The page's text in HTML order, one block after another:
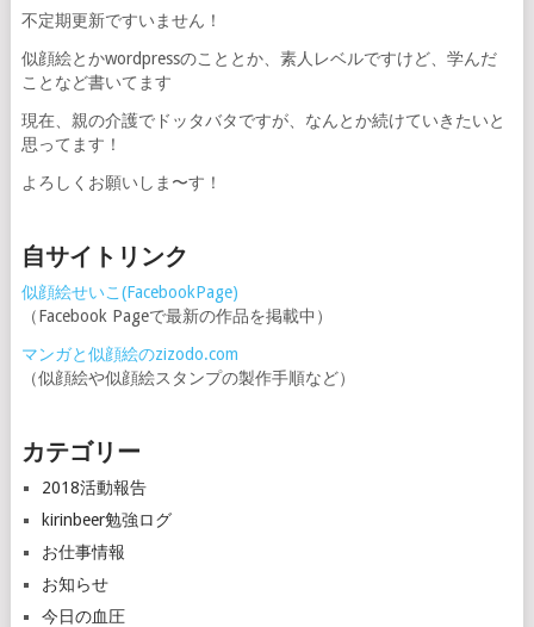
不定期更新ですいません！
似顔絵とかwordpressのこととか、素人レベルですけど、学んだ
ことなど書いてます
現在、親の介護でドッタバタですが、なんとか続けていきたいと
思ってます！
よろしくお願いしま〜す！
自サイトリンク
似顔絵せいこ(FacebookPage)
（Facebook Pageで最新の作品を掲載中）
マンガと似顔絵のzizodo.com
（似顔絵や似顔絵スタンプの製作手順など）
カテゴリー
2018活動報告
kirinbeer勉強ログ
お仕事情報
お知らせ
今日の血圧